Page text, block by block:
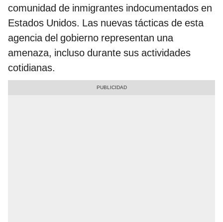
comunidad de inmigrantes indocumentados en
Estados Unidos. Las nuevas tácticas de esta
agencia del gobierno representan una
amenaza, incluso durante sus actividades
cotidianas.